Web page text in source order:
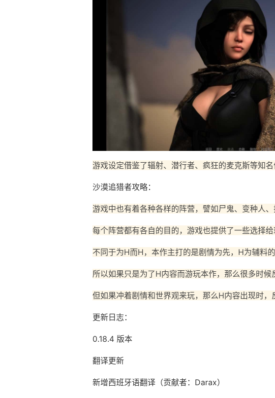
游戏设定借鉴了辐射、潜行者、疯狂的麦克斯等知名
沙漠追猎者攻略：
游戏中也有着各种各样的阵营，譬如尸鬼、变种人、
每个阵营都有各自的目的，游戏也提供了一些选择给
不同于为H而H，本作主打的是剧情为先，H为辅料的
所以如果只是为了H内容而游玩本作，那么很多时候
但如果冲着剧情和世界观来玩，那么H内容出现时，
更新日志：
0.18.4 版本
翻译更新
新增西班牙语翻译（贡献者：Darax）